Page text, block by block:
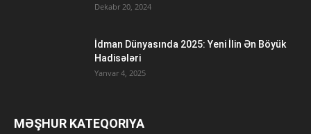
Dekabr 20, 2024
İdman Dünyasında 2025: Yeni İlin Ən Böyük
Hadisələri
Yanvar 4, 2025
MƏŞHUR KATEQORIYA